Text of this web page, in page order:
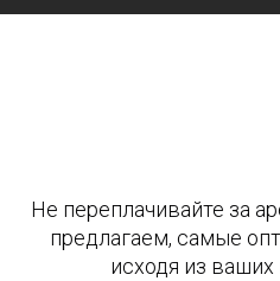
Не переплачивайте за
предлагаем, самые
исходя из ваших